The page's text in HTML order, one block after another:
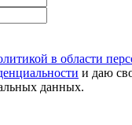
в области
и даю
данных.